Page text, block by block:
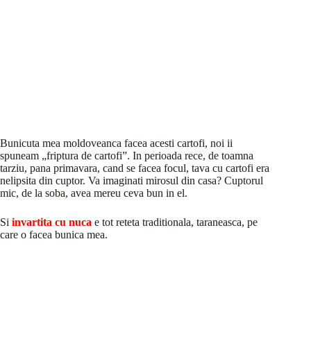
Bunicuta mea moldoveanca facea acesti cartofi, noi ii
spuneam „friptura de cartofi”. In perioada rece, de toamna
tarziu, pana primavara, cand se facea focul, tava cu cartofi era
nelipsita din cuptor. Va imaginati mirosul din casa? Cuptorul
mic, de la soba, avea mereu ceva bun in el.
Si invartita cu nuca e tot reteta traditionala, taraneasca, pe
care o facea bunica mea.